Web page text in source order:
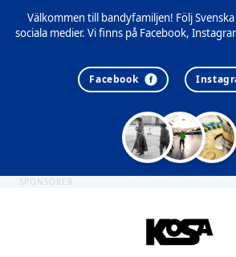
Välkommen till bandyfamiljen! Följ
sociala medier. Vi finns på Facebook,
Facebook
SPONSORER